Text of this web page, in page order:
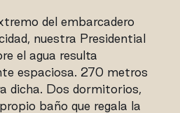
del embarcadero
nuestra Presidential
el agua resulta
espaciosa. 270 metros
dicha. Dos dormitorios,
baño que regala la